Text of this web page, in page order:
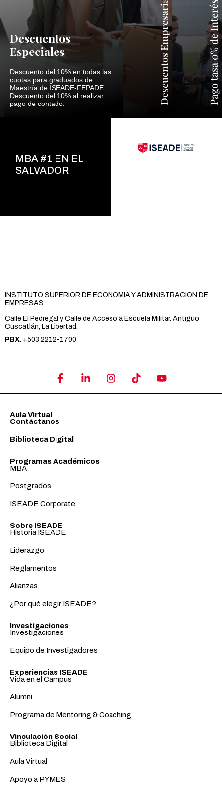
Descuentos
Especiales
Descuento del 10% en todas las
cuotas para graduados de
Maestría de ISEADE-FEPADE.
Descuento del 10% al realizar
pago de contado.
Descuentos Empresariales Pago tasa 0% de Interés
MBA #1 EN EL
SALVADOR
INSTITUTO SUPERIOR DE ECONOMIA Y ADMINISTRACION DE
EMPRESAS
Calle El Pedregal y Calle de Acceso a Escuela Militar. Antiguo
Cuscatlán, La Libertad.
PBX. +503 2212-1700
Aula Virtual
Contáctanos
Biblioteca Digital
Programas Académicos
MBA
Postgrados
ISEADE Corporate
Sobre ISEADE
Historia ISEADE
Liderazgo
Reglamentos
Alianzas
¿Por qué elegir ISEADE?
Investigaciones
Investigaciones
Equipo de Investigadores
Experiencias ISEADE
Vida en el Campus
Alumni
Programa de Mentoring & Coaching
Vinculación Social
Biblioteca Digital
Aula Virtual
Apoyo a PYMES